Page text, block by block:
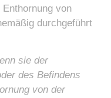
von
durchgeführt
sie der
des Befindens
von der